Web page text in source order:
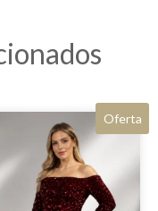
Oferta